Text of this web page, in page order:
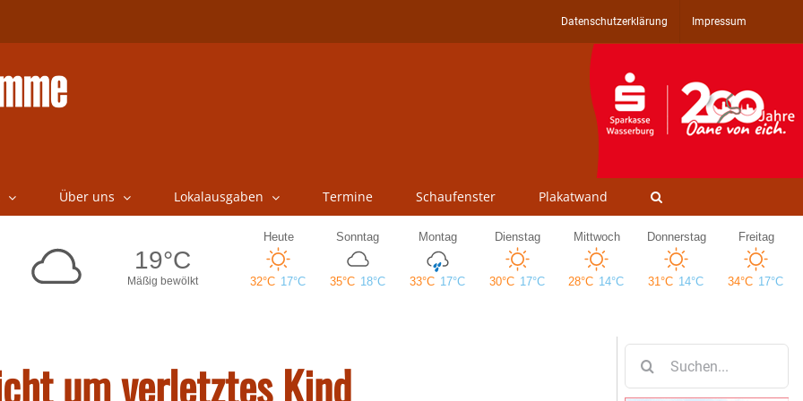
Datenschutzerklärung Impressum
Über uns Lokalausgaben Termine Schaufenster Plakatwand
um verletztes Kind
nach: